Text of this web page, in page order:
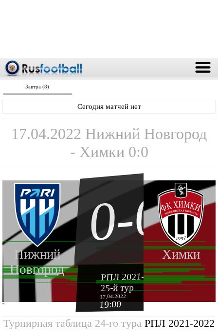
Завтра (8)
Сегодня матчей нет
17.04.2022 Нижний Новгород
- Химки 0:0
Нижний
Новгород
Химки
0-0
РПЛ 2021-2022
25-й тур
17.04.2022
19:00
''
Турнирная таблица 24-го тура РПЛ 2021-2022